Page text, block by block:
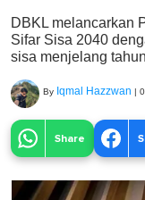
DBKL melancarkan
Sifar Sisa 2040
sisa menjelang
By Iqmal Hazzwan |
Share